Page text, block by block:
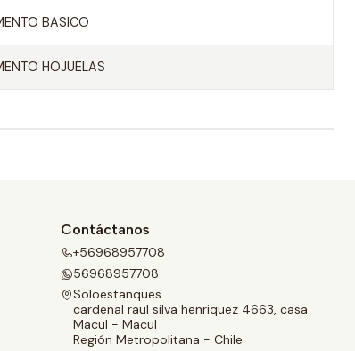
BASICO
HOJUELAS
Contáctanos
+56968957708
56968957708
Soloestanques
cardenal raul silva henriquez 4663, casa
Macul - Macul
Región Metropolitana - Chile